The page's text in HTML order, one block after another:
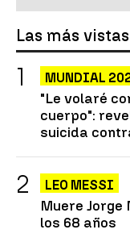
Las más vistas
MUNDIAL
"Le volaré
cuerpo":
suicida
LEO MESSI
Muere Jorge
los 68 años